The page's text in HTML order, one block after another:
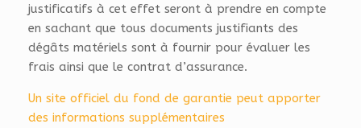
justificatifs à cet effet seront à prendre en compte
en sachant que tous documents justifiants des
dégâts matériels sont à fournir pour évaluer les
frais ainsi que le contrat d’assurance.
Un site officiel du fond de garantie peut apporter
des informations supplémentaires